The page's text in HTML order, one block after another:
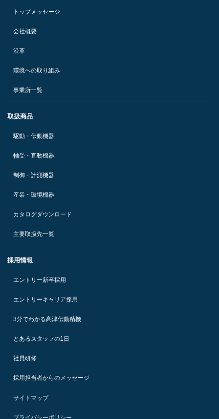
トップメッセージ
会社概要
沿革
環境への取り組み
事業所一覧
取扱商品
駆動・伝動機器
軸受・直動機器
制御・計測機器
産業・環境機器
カタログダウンロード
主要取扱先一覧
採用情報
エントリー新卒採用
エントリーキャリア採用
3分でわかる髙津伝動精機
とあるスタッフの1日
社員研修
採用担当者からのメッセージ
サイトマップ